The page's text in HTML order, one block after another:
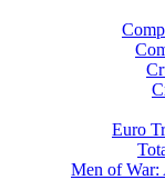
Euro
Men of War: